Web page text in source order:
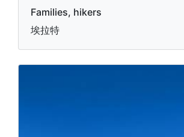
Families, hikers
埃拉特